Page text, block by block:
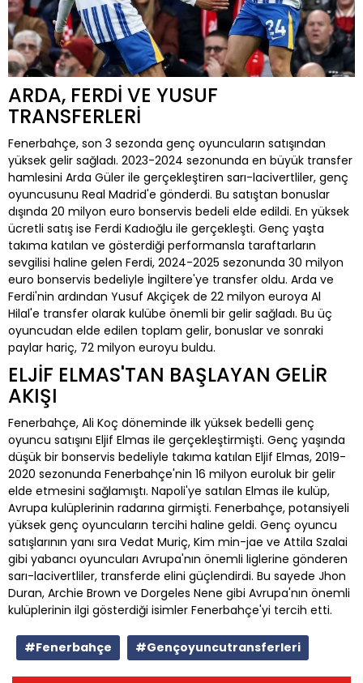
ARDA, FERDİ VE YUSUF
TRANSFERLERİ
Fenerbahçe, son 3 sezonda genç oyuncuların satışından
yüksek gelir sağladı. 2023-2024 sezonunda en büyük transfer
hamlesini Arda Güler ile gerçekleştiren sarı-lacivertliler, genç
oyuncusunu Real Madrid'e gönderdi. Bu satıştan bonuslar
dışında 20 milyon euro bonservis bedeli elde edildi. En yüksek
ücretli satış ise Ferdi Kadıoğlu ile gerçekleşti. Genç yaşta
takıma katılan ve gösterdiği performansla taraftarların
sevgilisi haline gelen Ferdi, 2024-2025 sezonunda 30 milyon
euro bonservis bedeliyle İngiltere'ye transfer oldu. Arda ve
Ferdi'nin ardından Yusuf Akçiçek de 22 milyon euroya Al
Hilal'e transfer olarak kulübe önemli bir gelir sağladı. Bu üç
oyuncudan elde edilen toplam gelir, bonuslar ve sonraki
paylar hariç, 72 milyon euroyu buldu.
ELJİF ELMAS'TAN BAŞLAYAN GELİR
AKIŞI
Fenerbahçe, Ali Koç döneminde ilk yüksek bedelli genç
oyuncu satışını Eljif Elmas ile gerçekleştirmişti. Genç yaşında
düşük bir bonservis bedeliyle takıma katılan Eljif Elmas, 2019-
2020 sezonunda Fenerbahçe'nin 16 milyon euroluk bir gelir
elde etmesini sağlamıştı. Napoli'ye satılan Elmas ile kulüp,
Avrupa kulüplerinin radarına girmişti. Fenerbahçe, potansiyeli
yüksek genç oyuncuların tercihi haline geldi. Genç oyuncu
satışlarının yanı sıra Vedat Muriç, Kim min-jae ve Attila Szalai
gibi yabancı oyuncuları Avrupa'nın önemli liglerine gönderen
sarı-lacivertliler, transferde elini güçlendirdi. Bu sayede Jhon
Duran, Archie Brown ve Dorgeles Nene gibi Avrupa'nın önemli
kulüplerinin ilgi gösterdiği isimler Fenerbahçe'yi tercih etti.
#Fenerbahçe #Gençoyuncutransferleri